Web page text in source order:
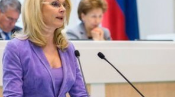
где тормозит интернет.
в Telegram ,Дзени